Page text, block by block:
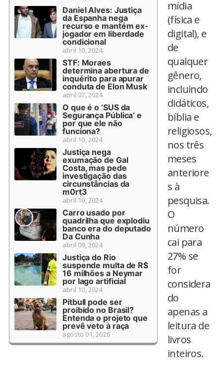
Daniel Alves: Justiça
da Espanha nega
recurso e mantém ex-
jogador em liberdade
condicional
abril 10, 2024
STF: Moraes
determina abertura de
inquérito para apurar
conduta de Elon Musk
abril 07, 2024
O que é o ‘SUS da
Segurança Pública’ e
por que ele não
funciona?
abril 10, 2024
Justiça nega
exumação de Gal
Costa, mas pede
investigação das
circunstâncias da
m0rt3
abril 10, 2024
Carro usado por
quadrilha que explodiu
banco era do deputado
Da Cunha
abril 09, 2024
Justiça do Rio
suspende multa de R$
16 milhões a Neymar
por lago artificial
abril 10, 2024
Pitbull pode ser
proibido no Brasil?
Entenda o projeto que
prevê veto à raça
agosto 01, 2026
mídia
(física e
digital), e
de
qualquer
gênero,
incluindo
didáticos,
bíblia e
religiosos,
nos três
meses
anteriore
s à
pesquisa.
O
número
cai para
27% se
for
considera
do
apenas a
leitura de
livros
inteiros.